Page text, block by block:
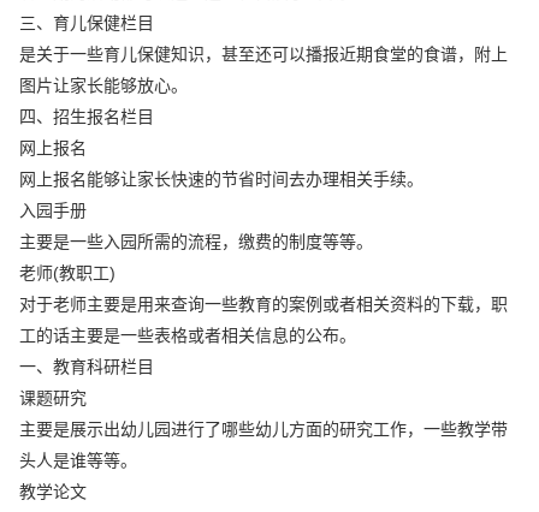
三、育儿保健栏目
是关于一些育儿保健知识，甚至还可以播报近期食堂的食谱，附上
图片让家长能够放心。
四、招生报名栏目
网上报名
网上报名能够让家长快速的节省时间去办理相关手续。
入园手册
主要是一些入园所需的流程，缴费的制度等等。
老师(教职工)
对于老师主要是用来查询一些教育的案例或者相关资料的下载，职
工的话主要是一些表格或者相关信息的公布。
一、教育科研栏目
课题研究
主要是展示出幼儿园进行了哪些幼儿方面的研究工作，一些教学带
头人是谁等等。
教学论文